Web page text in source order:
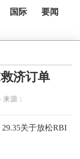
国际
要闻
济订单
来源：
关于放松RBI